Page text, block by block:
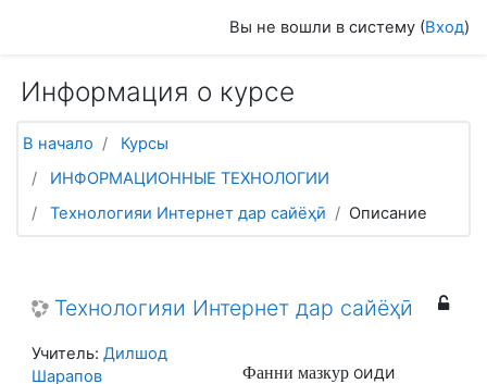
Вы не вошли в систему (Вход)
Информация о курсе
В начало
Курсы
ИНФОРМАЦИОННЫЕ ТЕХНОЛОГИИ
Технологияи Интернет дар сайёҳӣ
Описание
Технологияи Интернет дар сайёҳӣ
Фанни мазкур оиди
Учитель: Дилшод
Шарапов